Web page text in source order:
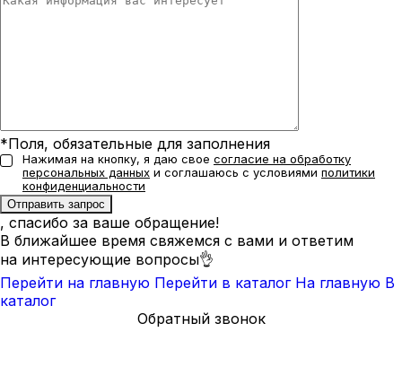
*Поля, обязательные для заполнения
Нажимая на кнопку, я даю свое согласие на обработку
персональных данных и соглашаюсь с условиями политики
конфиденциальности
, спасибо за ваше обращение!
В ближайшее время свяжемся с вами и ответим
на интересующие вопросы👌
Перейти на главную Перейти в каталог На главную В
каталог
Обратный звонок